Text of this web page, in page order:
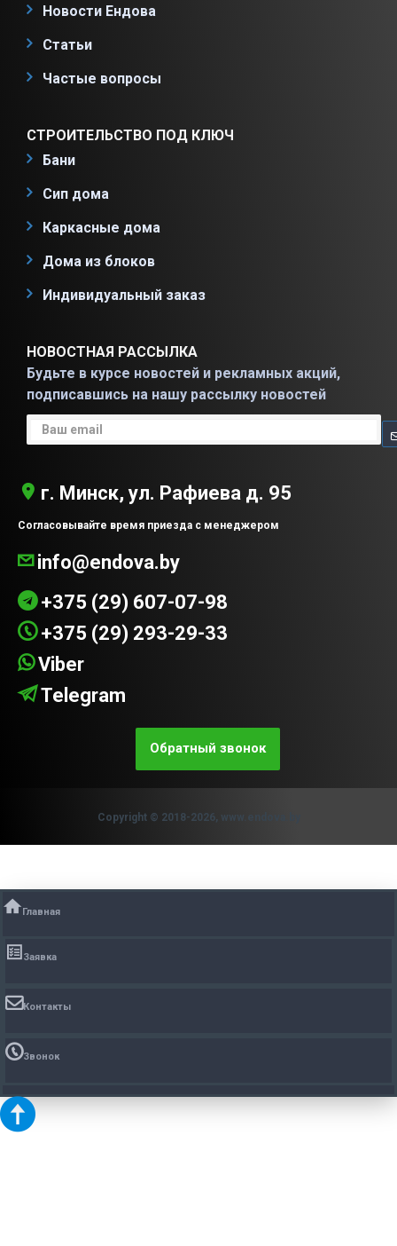
Новости Ендова
Статьи
Частые вопросы
СТРОИТЕЛЬСТВО ПОД КЛЮЧ
Бани
Сип дома
Каркасные дома
Дома из блоков
Индивидуальный заказ
НОВОСТНАЯ РАССЫЛКА
Будьте в курсе новостей и рекламных акций,
подписавшись на нашу рассылку новостей
г. Минск, ул. Рафиева д. 95
Согласовывайте время приезда с менеджером
info@endova.by
+375 (29) 607-07-98
+375 (29) 293-29-33
Viber
Telegram
Обратный звонок
Copyright © 2018-2026, www.endova.by
Главная
Заявка
Контакты
Звонок